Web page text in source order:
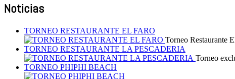
Noticias
TORNEO RESTAURANTE EL FARO
Torneo Restaurante
TORNEO RESTAURANTE LA PESCADERIA
Torneo
TORNEO PHIPHI BEACH